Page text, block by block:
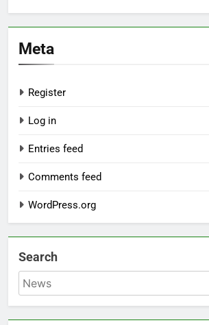
Meta
Register
Log in
Entries feed
Comments feed
WordPress.org
Search